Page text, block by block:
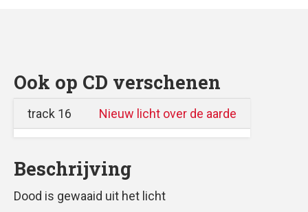
Ook op CD verschenen
track 16 Nieuw licht over de aarde
Beschrijving
Dood is gewaaid uit het licht